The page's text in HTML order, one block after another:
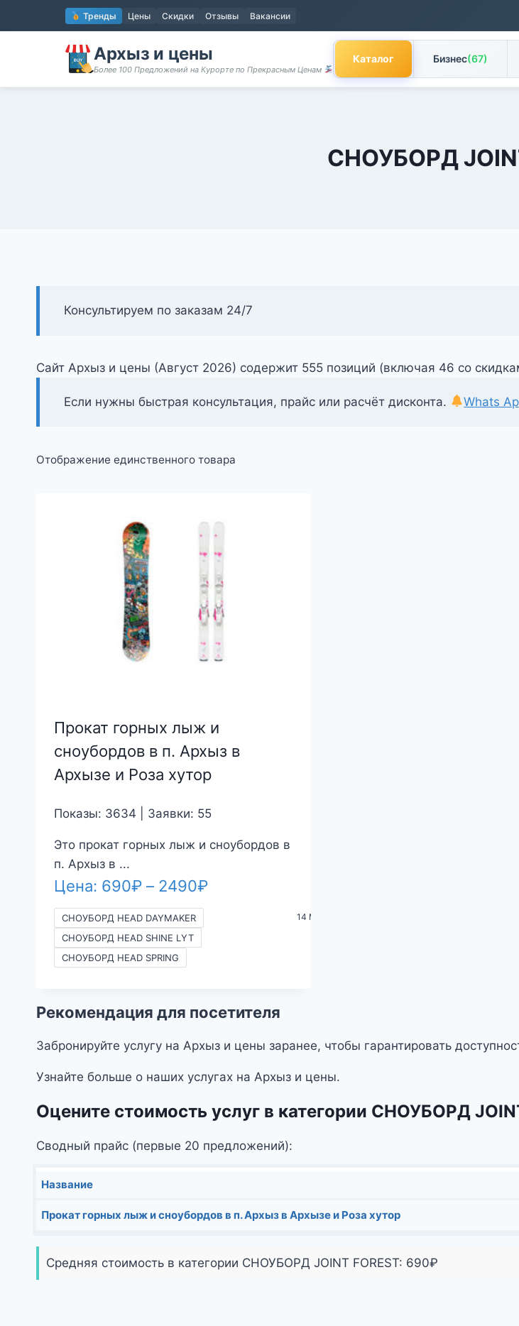
к
содержимому
Тренды Цены Скидки Отзывы Вакансии
Архыз и цены
Более 100 Предложений на Курорте по Прекрасным Ценам
Каталог Бизнес(67)
СНОУБОРД
Консультируем по заказам 24/7
Сайт Архыз и цены (Август 2026) содержит 555 позиций (включая 46 со
Если нужны быстрая консультация, прайс или расчёт дисконта. Whats
Отображение единственного товара
Прокат горных лыж и
сноубордов в п. Архыз в
Архызе и Роза хутор
Показы: 3634 | Заявки: 55
Это прокат горных лыж и сноубордов в
п. Архыз в ...
Цена: 690₽ – 2490₽Диапазон
СНОУБОРД HEAD DAYMAKER
СНОУБОРД HEAD SHINE LYT
СНОУБОРД HEAD SPRING
14 More
Рекомендация для посетителя
Забронируйте услугу на Архыз и цены заранее, чтобы гарантировать
Узнайте больше о наших услугах на Архыз и цены.
Оцените стоимость услуг в категории СНОУБОРД
Сводный прайс (первые 20 предложений):
Название
Прокат горных лыж и сноубордов в п. Архыз в Архызе и Роза хутор
Средняя стоимость в категории СНОУБОРД JOINT FOREST: 690₽